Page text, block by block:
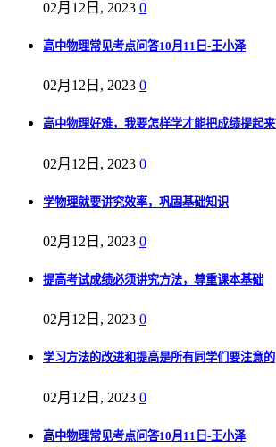
02月12日, 2023 0
高中物理常见考点问答10月11日-王小泽
02月12日, 2023 0
高中物理好难，我要怎样学才能把成绩提起来
02月12日, 2023 0
学物理就要讲究效率，巩固基础知识
02月12日, 2023 0
提高考试成绩必须讲究方法，尊重课本基础
02月12日, 2023 0
学习方法的改进和提高是所有同学们要注意的
02月12日, 2023 0
高中物理常见考点问答10月11日-王小泽